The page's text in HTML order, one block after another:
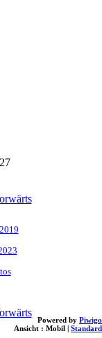
Powered by Piwigo
Ansicht : Mobil | Standard